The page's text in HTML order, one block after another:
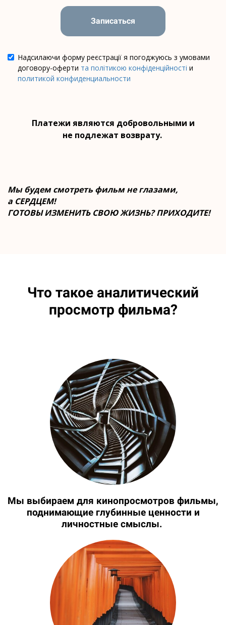
Записаться
Надсилаючи форму реєстрації я погоджуюсь з умовами
договору-оферти та політикою конфіденційності и
политикой конфиденциальности
Платежи являются добровольными и
не подлежат возврату.
Мы будем смотреть фильм не глазами,
а СЕРДЦЕМ!
ГОТОВЫ ИЗМЕНИТЬ СВОЮ ЖИЗНЬ? ПРИХОДИТЕ!
Что такое аналитический
просмотр фильма?
Мы выбираем для кинопросмотров фильмы,
поднимающие глубинные ценности и
личностные смыслы.